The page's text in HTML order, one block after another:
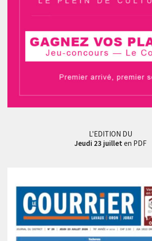
L'EDITION DU
Jeudi 23 juillet en PDF